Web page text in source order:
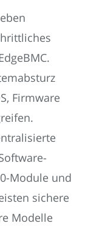
Firmware
Module und
sichere
Modelle